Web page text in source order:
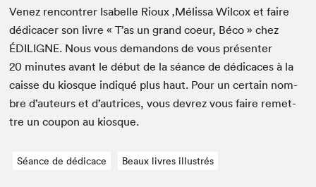
Venez ren­con­tr­er Isabelle Rioux‚Mélis­sa Wilcox et faire
dédi­cac­er son livre « T’as un grand coeur, Béco » chez
ÉDILIGNE. Nous vous deman­dons de vous présen­ter
20 min­utes avant le début de la séance de dédi­caces à la
caisse du kiosque indiqué plus haut. Pour un cer­tain nom­
bre d’auteurs et d’autrices, vous devrez vous faire remet­
tre un coupon au kiosque.
Séance de dédicace Beaux livres illustrés